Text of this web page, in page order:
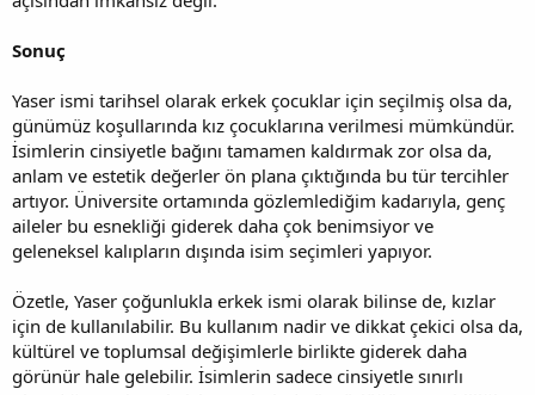
Sonuç
Yaser ismi tarihsel olarak erkek çocuklar için seçilmiş olsa da,
günümüz koşullarında kız çocuklarına verilmesi mümkündür.
İsimlerin cinsiyetle bağını tamamen kaldırmak zor olsa da,
anlam ve estetik değerler ön plana çıktığında bu tür tercihler
artıyor. Üniversite ortamında gözlemlediğim kadarıyla, genç
aileler bu esnekliği giderek daha çok benimsiyor ve
geleneksel kalıpların dışında isim seçimleri yapıyor.
Özetle, Yaser çoğunlukla erkek ismi olarak bilinse de, kızlar
için de kullanılabilir. Bu kullanım nadir ve dikkat çekici olsa da,
kültürel ve toplumsal değişimlerle birlikte giderek daha
görünür hale gelebilir. İsimlerin sadece cinsiyetle sınırlı